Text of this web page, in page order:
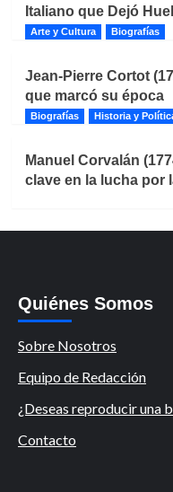
Italiano que Dejó
Arte y Cultura Biografías
Jean-Pierre Cortot
que marcó su época
Biografías Historia y
Manuel Corvalán
clave en la lucha por
Quiénes Somos
Sobre Nosotros
Equipo de Redacción
¿Deseas reproducir una
Contacto